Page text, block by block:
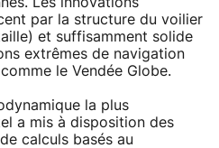
par la structure du voilier
et suffisamment solide
extrêmes de navigation
le Vendée Globe.
la plus
a mis à disposition des
calculs basés au